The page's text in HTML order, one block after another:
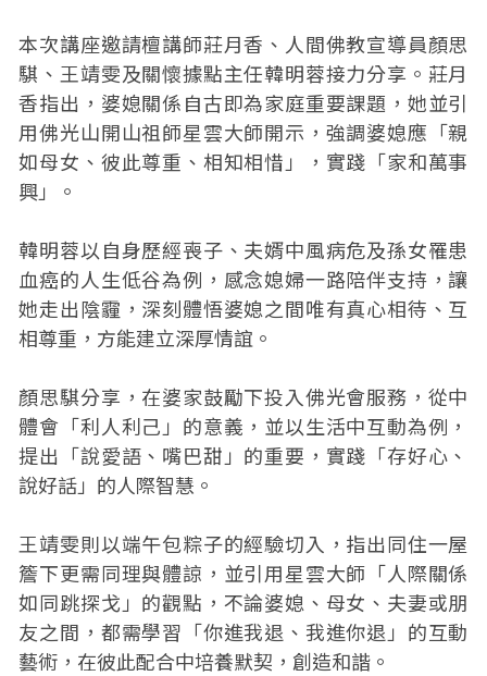
本次講座邀請檀講師莊月香、人間佛教宣導員顏思
騏、王靖雯及關懷據點主任韓明蓉接力分享。莊月
香指出，婆媳關係自古即為家庭重要課題，她並引
用佛光山開山祖師星雲大師開示，強調婆媳應「親
如母女、彼此尊重、相知相惜」，實踐「家和萬事
興」。
韓明蓉以自身歷經喪子、夫婿中風病危及孫女罹患
血癌的人生低谷為例，感念媳婦一路陪伴支持，讓
她走出陰霾，深刻體悟婆媳之間唯有真心相待、互
相尊重，方能建立深厚情誼。
顏思騏分享，在婆家鼓勵下投入佛光會服務，從中
體會「利人利己」的意義，並以生活中互動為例，
提出「說愛語、嘴巴甜」的重要，實踐「存好心、
說好話」的人際智慧。
王靖雯則以端午包粽子的經驗切入，指出同住一屋
簷下更需同理與體諒，並引用星雲大師「人際關係
如同跳探戈」的觀點，不論婆媳、母女、夫妻或朋
友之間，都需學習「你進我退、我進你退」的互動
藝術，在彼此配合中培養默契，創造和諧。